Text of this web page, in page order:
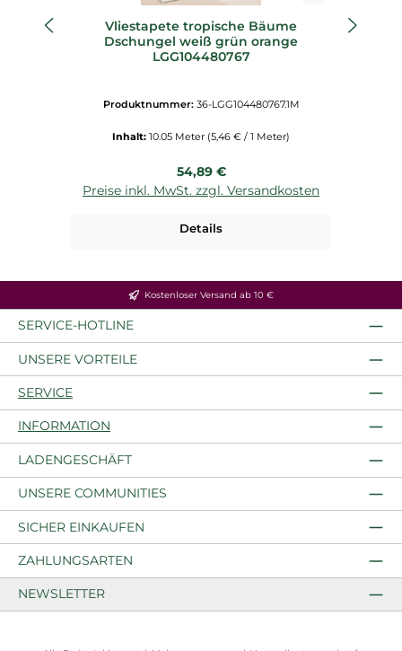
Vliestapete tropische Bäume
Dschungel weiß grün orange
LGG104480767
Produktnummer: 36-LGG104480767.1M
Inhalt: 10.05 Meter (5,46 € / 1 Meter)
Regulärer Preis:
54,89 €
Preise inkl. MwSt. zzgl. Versandkosten
Details
Kostenloser Versand ab 10 €
SERVICE-HOTLINE
UNSERE VORTEILE
SERVICE
INFORMATION
LADENGESCHÄFT
UNSERE COMMUNITIES
SICHER EINKAUFEN
ZAHLUNGSARTEN
NEWSLETTER